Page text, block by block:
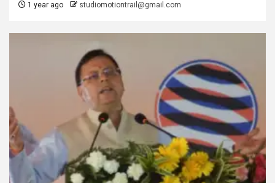
1 year ago studiomotiontrail@gmail.com